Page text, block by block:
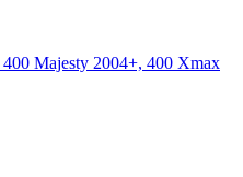
400 Majesty 2004+, 400 Xmax